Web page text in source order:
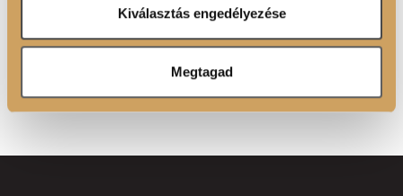
Ön által használt más szolgáltatásokból gyűjtöttek.
Kiválasztás engedélyezése
Megtagad
988/2023 GPSR EU rendelet alapján az EU-ban letelepedett felelős
Luxoya Paris Kft.
1116 Budapest Barázda u. 5.
27 Avenue de L'Opéra, 75001 Paris, France